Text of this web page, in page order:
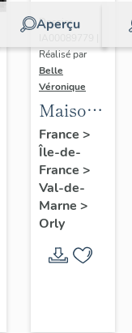
Aperçu
Dossier
Réalisé par
Belle
Véronique
Maisons,
Immeubles
France >
Île-de-
France >
Val-de-
Marne >
Orly